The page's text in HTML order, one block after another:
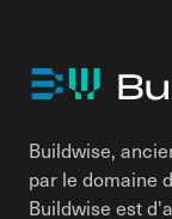
Buildwise,
par le domaine
Buildwise est